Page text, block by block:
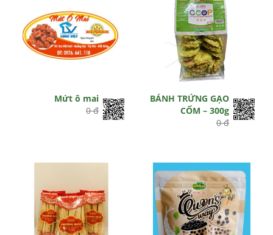
Mứt ô mai
0 đ
BÁNH TRỨNG GẠO
CỐM – 300g
0 đ